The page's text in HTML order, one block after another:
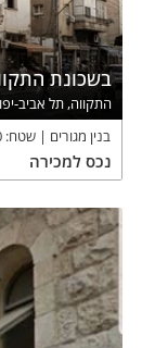
בשכונת
התקווה, תל אביב-יפו
בנין מגורים
שטח:
נכס למכירה